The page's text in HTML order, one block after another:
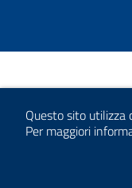
Questo sito utilizza
Per maggiori